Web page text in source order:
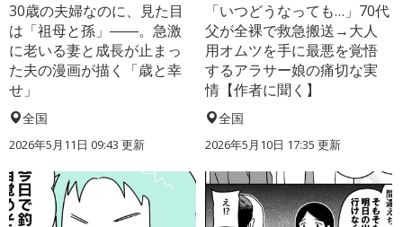
30歳の夫婦なのに、見た目
は「祖母と孫」――。急激
に老いる妻と成長が止まっ
た夫の漫画が描く「歳と幸
せ」
全国
2026年5月11日 09:43 更新
「いつどうなっても…」70代
父が全裸で救急搬送→大人
用オムツを手に最悪を覚悟
するアラサー娘の痛切な実
情【作者に聞く】
全国
2026年5月10日 17:35 更新